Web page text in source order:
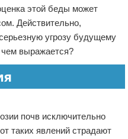
этой беды может
Действительно,
угрозу будущему
чем выражается?
почв исключительно
таких явлений страдают